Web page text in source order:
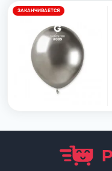
ЗАКАНЧИВАЕТСЯ